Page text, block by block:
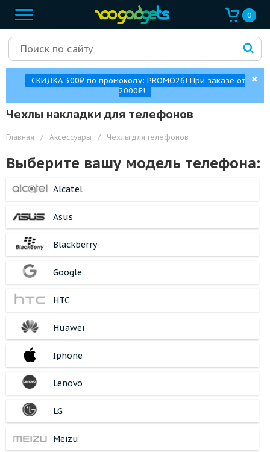
0
СКИДКА 300₽ по промокоду: PROMO26! При заказе от
2000₽!
✖
Чехлы накладки для телефонов
Главная / Аксессуары / Чехлы для телефонов
Выберите вашу модель телефона:
Alcatel
Asus
Blackberry
Google
HTC
Huawei
Iphone
Lenovo
LG
Meizu